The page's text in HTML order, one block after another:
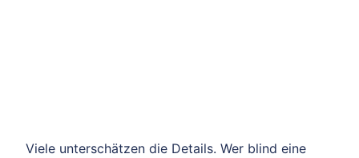
Viele unterschätzen die Details. Wer blind eine